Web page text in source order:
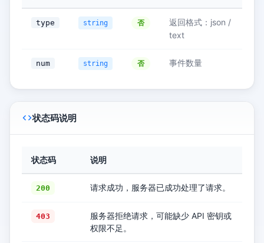
type string 否
返回格式：json /
text
num string 否 事件数量
状态码说明
状态码 说明
200 请求成功，服务器已成功处理了请求。
403
服务器拒绝请求，可能缺少 API 密钥或
权限不足。